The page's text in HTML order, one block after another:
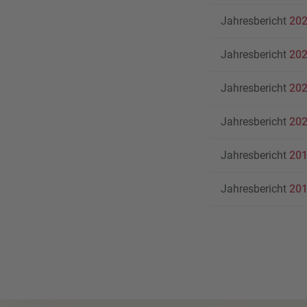
Jahresbericht
Jahresbericht
Jahresbericht
Jahresbericht
Jahresbericht
Jahresbericht